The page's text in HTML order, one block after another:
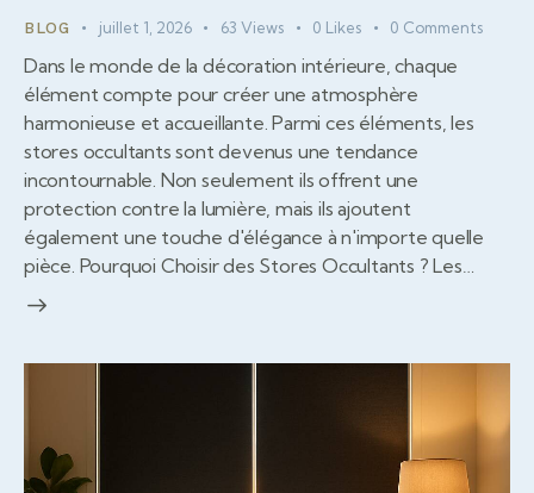
BLOG juillet 1, 2026 63 Views 0 Likes 0 Comments
Dans le monde de la décoration intérieure, chaque
élément compte pour créer une atmosphère
harmonieuse et accueillante. Parmi ces éléments, les
stores occultants sont devenus une tendance
incontournable. Non seulement ils offrent une
protection contre la lumière, mais ils ajoutent
également une touche d'élégance à n'importe quelle
pièce. Pourquoi Choisir des Stores Occultants ? Les…